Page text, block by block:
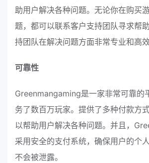
助用户解决各种问题。无论你在购买
题，都可以联系客户支持团队寻求帮
持团队在解决问题方面非常专业和高效
可靠性
Greenmangaming是一家非常可靠的
务了数百万玩家。提供了多种付款方
以帮助用户解决各种问题。并且，
采用安全的支付系统，确保用户的个
不会被泄露。